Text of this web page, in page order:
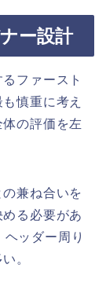
ー設計
ファースト
慎重に考え
の評価を左
兼ね合いを
る必要があ
ッダー周り
。